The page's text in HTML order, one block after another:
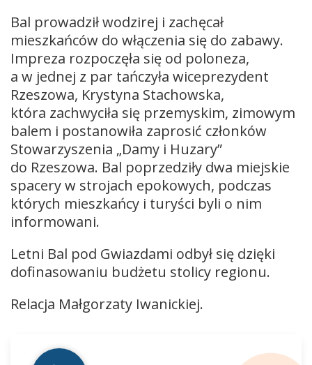
Bal prowadził wodzirej i zachęcał
mieszkańców do włączenia się do zabawy.
Impreza rozpoczęła się od poloneza,
a w jednej z par tańczyła wiceprezydent
Rzeszowa, Krystyna Stachowska,
która zachwyciła się przemyskim, zimowym
balem i postanowiła zaprosić członków
Stowarzyszenia „Damy i Huzary”
do Rzeszowa. Bal poprzedziły dwa miejskie
spacery w strojach epokowych, podczas
których mieszkańcy i turyści byli o nim
informowani.
Letni Bal pod Gwiazdami odbył się dzięki
dofinasowaniu budżetu stolicy regionu.
Relacja Małgorzaty Iwanickiej.
plików